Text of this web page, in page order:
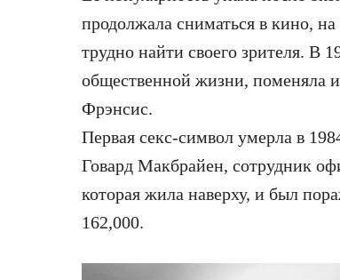
продолжала сниматься в кино,
трудно найти своего зрителя. В
общественной жизни, поменяла
Фрэнсис.
Первая секс-символ умерла в
Говард Макбрайен, сотрудник
которая жила наверху, и был
162,000.